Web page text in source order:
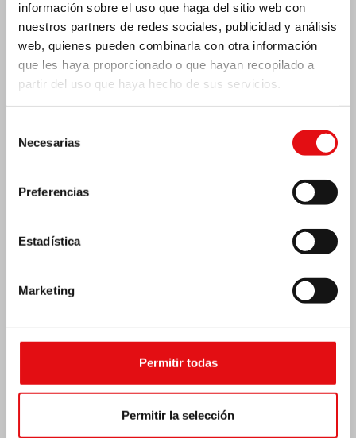
información sobre el uso que haga del sitio web con
nuestros partners de redes sociales, publicidad y análisis
web, quienes pueden combinarla con otra información
que les haya proporcionado o que hayan recopilado a
partir del uso que haya hecho de sus servicios.
Necesarias
Preferencias
Estadística
Marketing
Permitir todas
Permitir la selección
India: Bendición e inauguración del «Lumen